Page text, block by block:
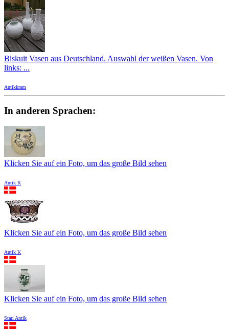
Biskuit Vasen aus Deutschland. Auswahl der weißen Vasen. Von
links: ...
Antikkram
In anderen Sprachen:
Klicken Sie auf ein Foto, um das große Bild sehen
Antik K
Klicken Sie auf ein Foto, um das große Bild sehen
Antik K
Klicken Sie auf ein Foto, um das große Bild sehen
Stari Antik